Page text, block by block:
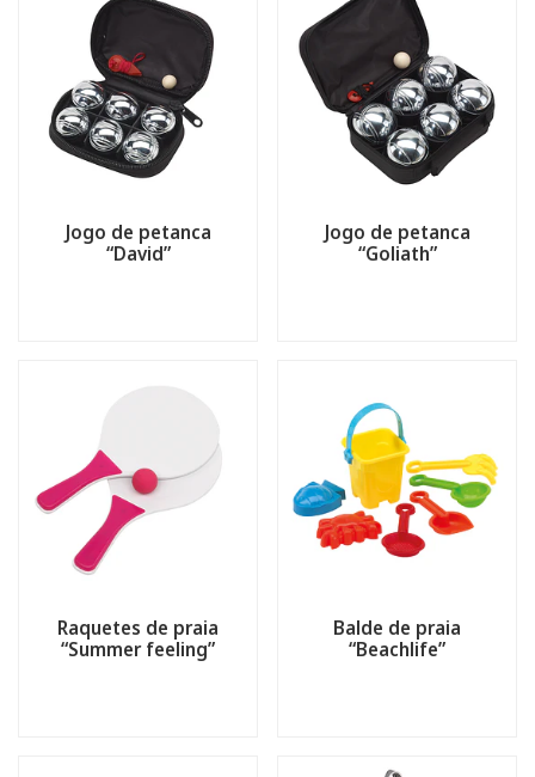
Jogo de petanca
“David”
Jogo de petanca
“Goliath”
Raquetes de praia
“Summer feeling”
Balde de praia
“Beachlife”